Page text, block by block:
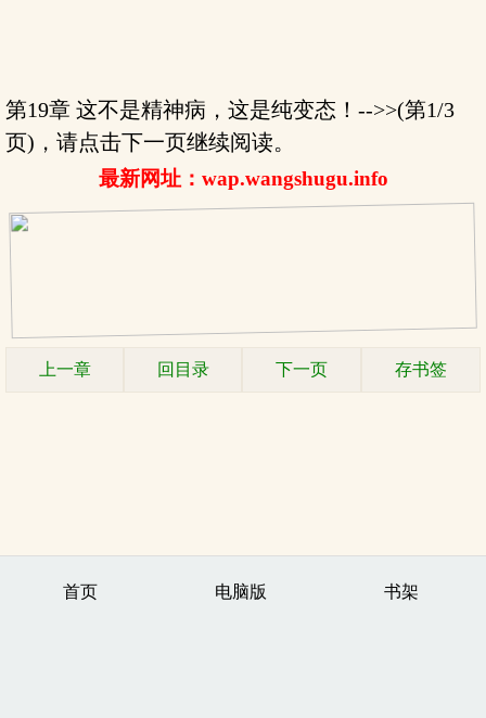
第19章 这不是精神病，这是纯变态！-->>(第1/3
页)，请点击下一页继续阅读。
最新网址：wap.wangshugu.info
上一章 回目录 下一页 存书签
首页 电脑版 书架